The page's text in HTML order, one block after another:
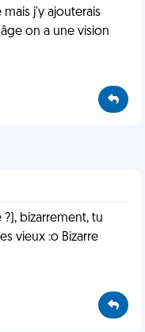
j'y ajouterais
on a une vision
?), bizarrement, tu
vieux :o Bizarre